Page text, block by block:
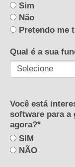
Sim
Não
Pretendo me
Qual é a sua
Você está
software para a
agora?*
SIM
NÃO